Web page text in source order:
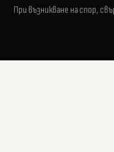
При възникване на спор,